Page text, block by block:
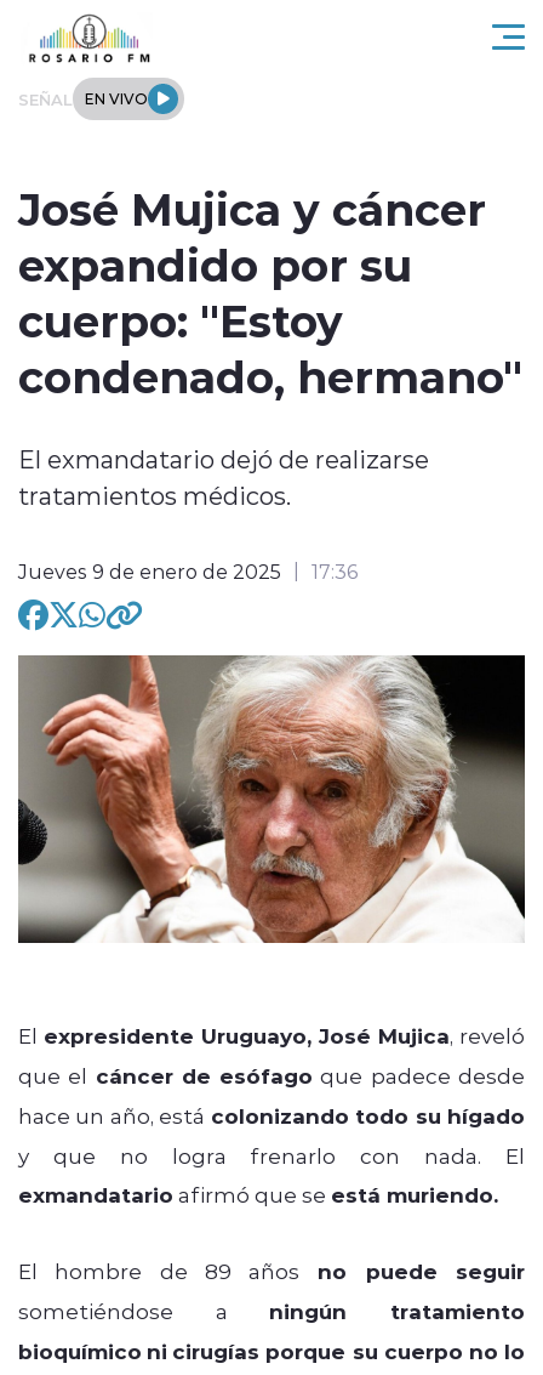
Click acá para ir directamente al contenido
SEÑAL EN VIVO
Regionales
Tendencias
Deportes
modo claro
José Mujica y cáncer
expandido por su
cuerpo: "Estoy
condenado, hermano"
El exmandatario dejó de realizarse
tratamientos médicos.
Jueves 9 de enero de 2025 17:36
El expresidente Uruguayo, José Mujica, reveló
que el cáncer de esófago que padece desde
hace un año, está colonizando todo su hígado
y que no logra frenarlo con nada. El
exmandatario afirmó que se está muriendo.
El hombre de 89 años no puede seguir
sometiéndose a ningún tratamiento
bioquímico ni cirugías porque su cuerpo no lo